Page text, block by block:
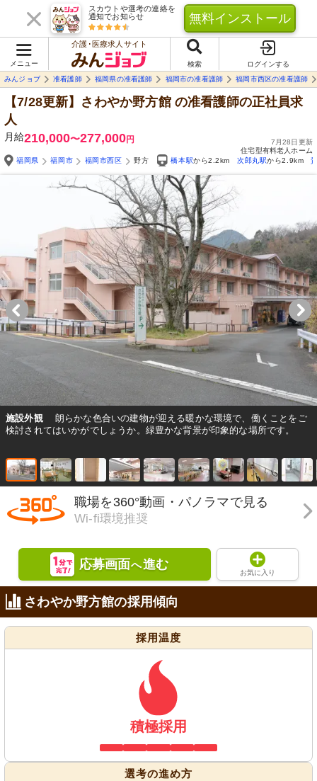
スカウトや選考の連絡を
通知でお知らせ
無料インストール
メニュー
介護･医療求人サイト
検索
ログインする
みんジョブ
准看護師 福岡県の准看護師 福岡市の准看護師 福岡市西区の准看護師
【7/28更新】さわやか野方館の准看護師の正社員求
人
月給210,000〜277,000円
7月28日更新
住宅型有料老人ホーム
福岡県
福岡市 福岡市西区 野方 橋本駅から2.2km 次郎丸駅から2.9km
施設外観
朗らかな色合いの建物が迎える暖かな環境で、働くことをご
検討されてはいかがでしょうか。緑豊かな背景が印象的な場所です。
職場を360°動画・パノラマで見る
Wi-fi環境推奨
応募画面へ進む
お気に入り
さわやか野方館の採用傾向
採用温度
積極採用
選考の進め方